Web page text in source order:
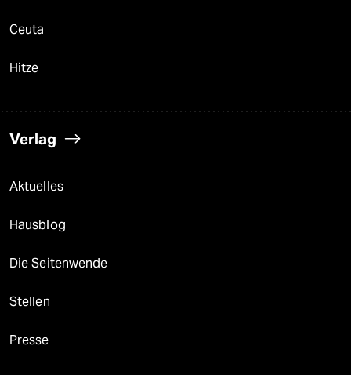
Ceuta
Hitze
Verlag
Aktuelles
Hausblog
Die Seitenwende
Stellen
Presse